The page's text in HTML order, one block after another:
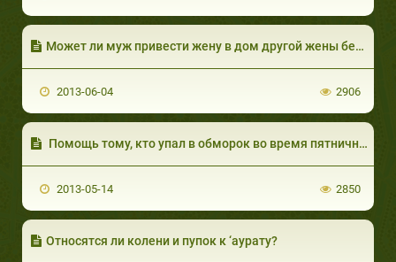
Может ли муж привести жену в дом другой жены без её на то разрешения (довольства)?
2013-06-04 2906
Помощь тому, кто упал в обморок во время пятничной молитвы
2013-05-14 2850
Относятся ли колени и пупок к ‘аурату?